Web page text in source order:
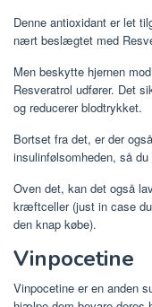
Denne antioxidant er let
nært beslægtet med
Men beskytte hjernen
Resveratrol udfører. Det
og reducerer blodtrykket.
Bortset fra det, er der
insulinfølsomheden, så
Oven det, kan det også
kræftceller (just in case
den knap købe).
Vinpocetine
Vinpocetine er en anden